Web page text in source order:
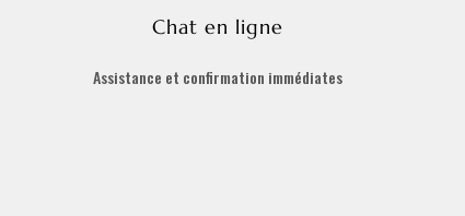
Chat en ligne
Assistance et confirmation immédiates